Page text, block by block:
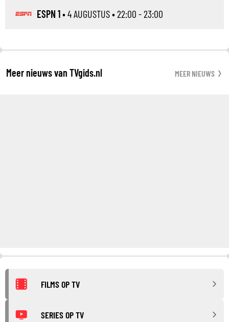
ESPN 1•4 AUGUSTUS• 22:00 - 23:00
Meer nieuws van TVgids.nl MEER NIEUWS
FILMS OP TV
SERIES OP TV